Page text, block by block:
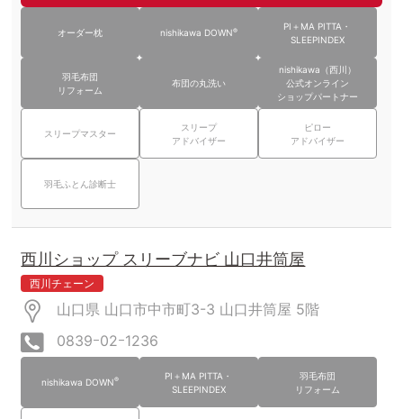
オーダー枕 nishikawa DOWN®
PI＋MA PITTA・
SLEEPINDEX
羽毛布団
リフォーム
布団の丸洗い
nishikawa（西川）
公式オンライン
ショップパートナー
スリープマスター
スリープ
アドバイザー
ピロー
アドバイザー
羽毛ふとん診断士
西川ショップ スリーブナビ 山口井筒屋
西川チェーン
山口県 山口市中市町3-3 山口井筒屋 5階
0839ｰ02ｰ1236
nishikawa DOWN®
PI＋MA PITTA・
SLEEPINDEX
羽毛布団
リフォーム